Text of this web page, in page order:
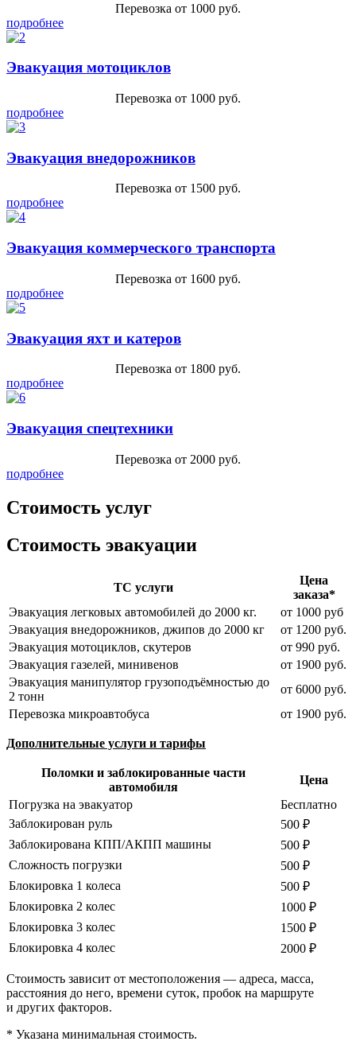
Перевозка от 1000 руб.
подробнее
Эвакуация мотоциклов
Перевозка от 1000 руб.
подробнее
Эвакуация внедорожников
Перевозка от 1500 руб.
подробнее
Эвакуация коммерческого транспорта
Перевозка от 1600 руб.
подробнее
Эвакуация яхт и катеров
Перевозка от 1800 руб.
подробнее
Эвакуация спецтехники
Перевозка от 2000 руб.
подробнее
Стоимость услуг
Стоимость эвакуации
ТС услуги
Цена
заказа*
Эвакуация легковых автомобилей до 2000 кг.
от 1000 руб
Эвакуация внедорожников, джипов до 2000 кг
от 1200 руб.
Эвакуация мотоциклов, скутеров
от 990 руб.
Эвакуация газелей, минивенов
от 1900 руб.
Эвакуация манипулятор грузоподъёмностью до
2 тонн
от 6000 руб.
Перевозка микроавтобуса
от 1900 руб.
Дополнительные услуги и тарифы
Поломки и заблокированные части
автомобиля
Цена
Погрузка на эвакуатор
Бесплатно
Заблокирован руль
500 ₽
Заблокирована КПП/АКПП машины
500 ₽
Сложность погрузки
500 ₽
Блокировка 1 колеса
500 ₽
Блокировка 2 колес
1000 ₽
Блокировка 3 колес
1500 ₽
Блокировка 4 колес
2000 ₽
Стоимость зависит от местоположения — адреса, масса,
расстояния до него, времени суток, пробок на маршруте
и других факторов.
* Указана минимальная стоимость.